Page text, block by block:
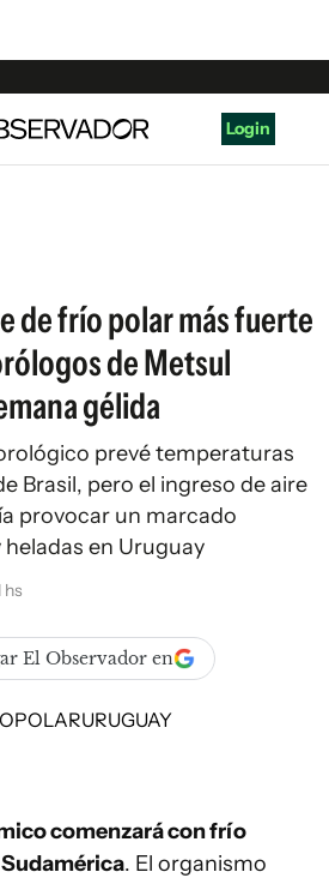
Login
de frío polar más fuerte
de Metsul
gélida
prevé temperaturas
Brasil, pero el ingreso de aire
provocar un marcado
en Uruguay
hs
El Observador en
comenzará con frío
. El organismo